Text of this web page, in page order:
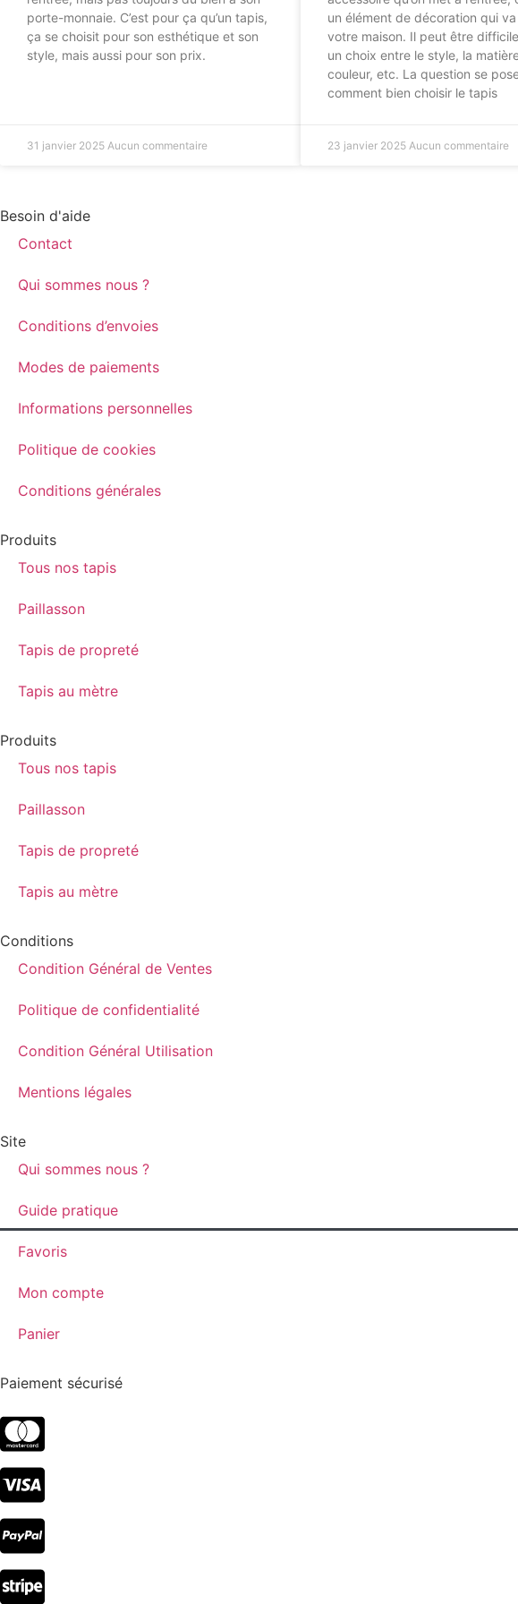
porte-monnaie. C’est pour ça qu’un tapis,
ça se choisit pour son esthétique et son
style, mais aussi pour son prix.
31 janvier 2025 Aucun commentaire
un élément de décoration qui
votre maison. Il peut être
un choix entre le style, la
couleur, etc. La question se
comment bien choisir le tapis
23 janvier 2025 Aucun commentaire
Besoin d'aide
Contact
Qui sommes nous ?
Conditions d’envoies
Modes de paiements
Informations personnelles
Politique de cookies
Conditions générales
Produits
Tous nos tapis
Paillasson
Tapis de propreté
Tapis au mètre
Produits
Tous nos tapis
Paillasson
Tapis de propreté
Tapis au mètre
Conditions
Condition Général de Ventes
Politique de confidentialité
Condition Général Utilisation
Mentions légales
Site
Qui sommes nous ?
Guide pratique
Favoris
Mon compte
Panier
Paiement sécurisé